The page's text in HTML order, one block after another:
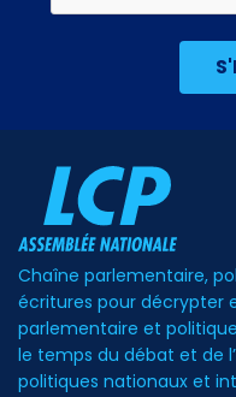
Chaîne parlementaire,
écritures pour décrypter
parlementaire et
le temps du débat et de
politiques nationaux et